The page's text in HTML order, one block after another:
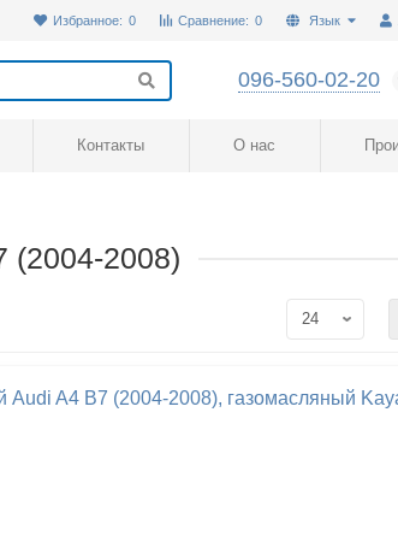
Язык
Сравнение: 0
Избранное: 0
096-560-02-20
Контакты О нас
(2004-2008)
Audi A4 B7 (2004-2008), газомасляный